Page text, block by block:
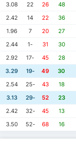
48
26
22
3.08
36
22
14
2.42
27
20
7
1.96
30
31
-1
2.44
28
45
-17
2.92
30
49
-19
3.29
18
43
-25
2.54
23
52
-29
3.13
13
45
-32
2.42
16
68
-52
3.50